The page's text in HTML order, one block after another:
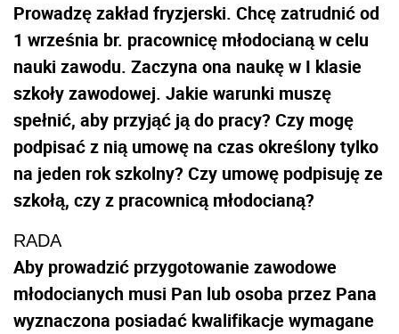
Prowadzę zakład fryzjerski. Chcę zatrudnić od
1 września br. pracownicę młodocianą w celu
nauki zawodu. Zaczyna ona naukę w I klasie
szkoły zawodowej. Jakie warunki muszę
spełnić, aby przyjąć ją do pracy? Czy mogę
podpisać z nią umowę na czas określony tylko
na jeden rok szkolny? Czy umowę podpisuję ze
szkołą, czy z pracownicą młodocianą?
RADA
Aby prowadzić przygotowanie zawodowe
młodocianych musi Pan lub osoba przez Pana
wyznaczona posiadać kwalifikacje wymagane